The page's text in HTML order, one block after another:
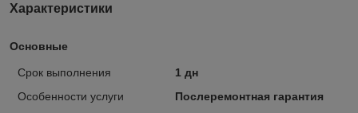
Характеристики
Основные
Срок выполнения
1 дн
Особенности услуги
Послеремонтная гарантия